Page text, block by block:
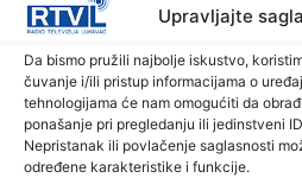
Upravljajte
Da bismo pružili najbolje iskustvo,
čuvanje i/ili pristup informacijama o
tehnologijama će nam omogućiti da
ponašanje pri pregledanju ili jedinstveni
Nepristanak ili povlačenje saglasnosti
određene karakteristike i funkcije.
7. Augusta 2026.